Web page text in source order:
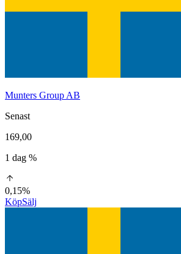
Munters Group AB
Senast
169,00
1 dag %
0,15%
KöpSälj